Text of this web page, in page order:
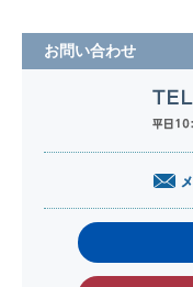
お問い合わせ